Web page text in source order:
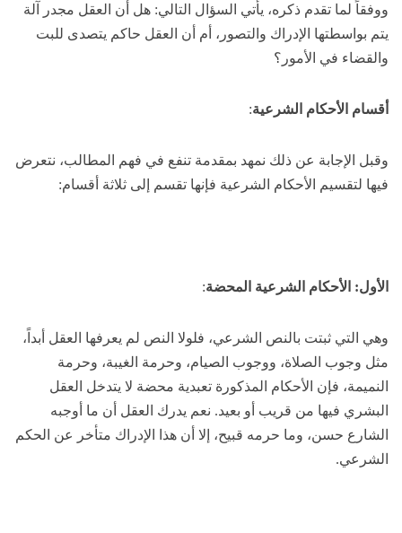
ووفقاً لما تقدم ذكره، يأتي السؤال التالي: هل أن العقل مجدر آلة
يتم بواسطتها الإدراك والتصور، أم أن العقل حاكم يتصدى للبت
والقضاء في الأمور؟
أقسام الأحكام الشرعية:
وقبل الإجابة عن ذلك نمهد بمقدمة تنفع في فهم المطالب، نتعرض
فيها لتقسيم الأحكام الشرعية فإنها تقسم إلى ثلاثة أقسام:
الأول: الأحكام الشرعية المحضة:
وهي التي ثبتت بالنص الشرعي، فلولا النص لم يعرفها العقل أبداً،
مثل وجوب الصلاة، ووجوب الصيام، وحرمة الغيبة، وحرمة
النميمة، فإن الأحكام المذكورة تعبدية محضة لا يتدخل العقل
البشري فيها من قريب أو بعيد. نعم يدرك العقل أن ما أوجبه
الشارع حسن، وما حرمه قبيح، إلا أن هذا الإدراك متأخر عن الحكم
الشرعي.